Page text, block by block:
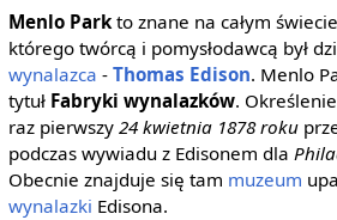
Menlo Parkto znane na całym
którego twórcą i pomysłodawcą był
wynalazca - Thomas Edison. Menlo
tytuł Fabryki wynalazków.
raz pierwszy 24 kwietnia 1878 roku
podczas wywiadu z Edisonem dla
Obecnie znajduje się tam muzeum
wynalazki Edisona.